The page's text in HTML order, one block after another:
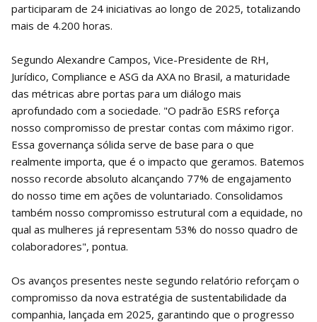
participaram de 24 iniciativas ao longo de 2025, totalizando
mais de 4.200 horas.
Segundo Alexandre Campos, Vice-Presidente de RH,
Jurídico, Compliance e ASG da AXA no Brasil, a maturidade
das métricas abre portas para um diálogo mais
aprofundado com a sociedade. "O padrão ESRS reforça
nosso compromisso de prestar contas com máximo rigor.
Essa governança sólida serve de base para o que
realmente importa, que é o impacto que geramos. Batemos
nosso recorde absoluto alcançando 77% de engajamento
do nosso time em ações de voluntariado. Consolidamos
também nosso compromisso estrutural com a equidade, no
qual as mulheres já representam 53% do nosso quadro de
colaboradores", pontua.
Os avanços presentes neste segundo relatório reforçam o
compromisso da nova estratégia de sustentabilidade da
companhia, lançada em 2025, garantindo que o progresso